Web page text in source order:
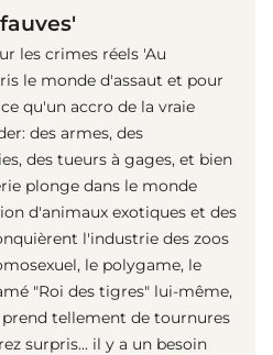
les crimes réels 'Au
le monde d'assaut et pour
qu'un accro de la vraie
des armes, des
des tueurs à gages, et bien
plonge dans le monde
d'animaux exotiques et des
l'industrie des zoos
le polygame, le
"Roi des tigres" lui-même,
prend tellement de tournures
surpris... il y a un besoin